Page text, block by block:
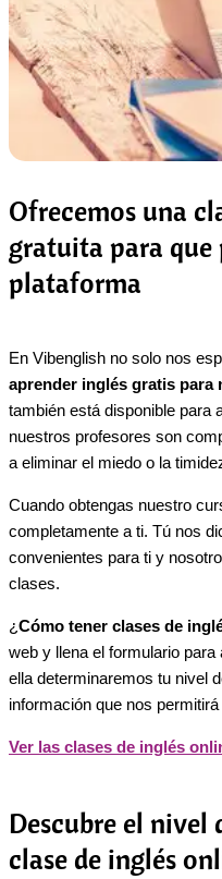
Ofrecemos una
gratuita para que
plataforma
En Vibenglish no solo nos
aprender inglés gratis para
también está disponible para
nuestros profesores son
a eliminar el miedo o la
Cuando obtengas nuestro
completamente a ti. Tú nos
convenientes para ti y
clases.
¿Cómo tener clases de
web y llena el formulario
ella determinaremos tu nivel
información que nos
Ver las clases de inglés
Descubre el nivel
clase de inglés